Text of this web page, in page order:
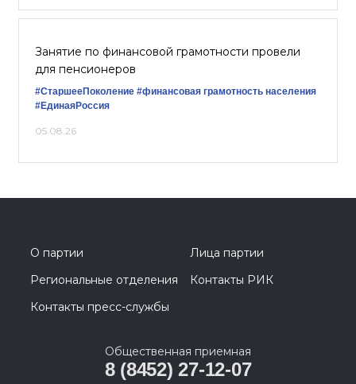
Занятие по финансовой грамотности провели
для пенсионеров
#СтаршееПоколение #финансовая грамотность населения
#ЕдинаяРоссия
05.08.26
О партии
Лица партии
Региональные отделения
Контакты РИК
Контакты пресс-службы
Общественная приемная
8 (8452) 27-12-07